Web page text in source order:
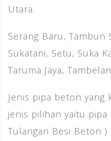
Utara.
Serang Baru, Tambun
Sukatani, Setu, Suka
Taruma Jaya,
Jenis pipa beton yang
jenis pilihan yaitu pipa
Tulangan Besi Beton )